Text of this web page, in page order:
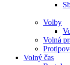
Volby
Volná
Volný čas